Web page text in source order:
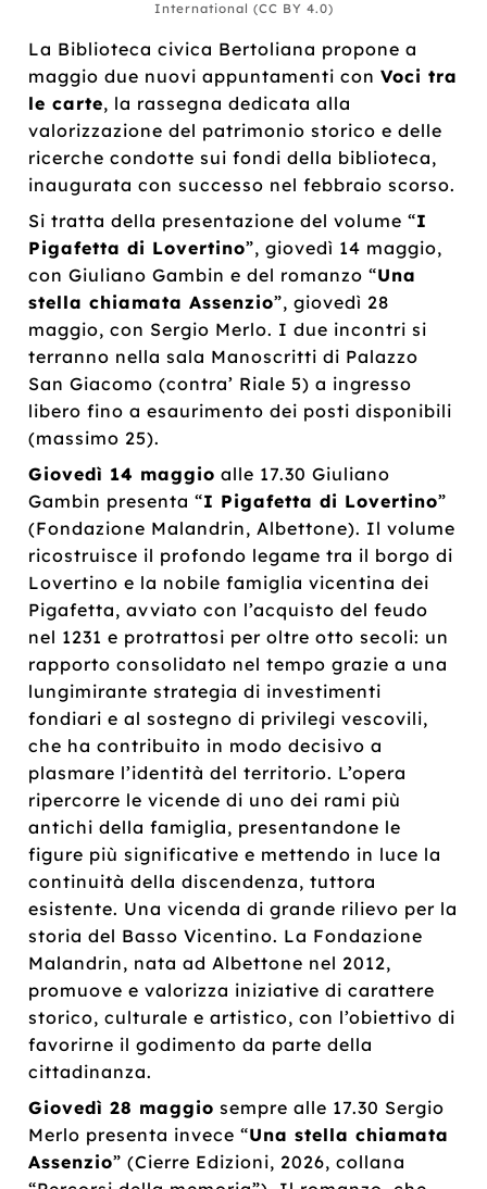
International (CC BY 4.0)
La Biblioteca civica Bertoliana propone a
maggio due nuovi appuntamenti conVoci tra
le carte, la rassegna dedicata alla
valorizzazione del patrimonio storico e delle
ricerche condotte sui fondi della biblioteca,
inaugurata con successo nel febbraio scorso.
Si tratta della presentazione del volume “I
Pigafetta di Lovertino”, giovedì 14 maggio,
con Giuliano Gambin e del romanzo “Una
stella chiamata Assenzio”, giovedì 28
maggio, con Sergio Merlo. I due incontri si
terranno nella sala Manoscritti di Palazzo
San Giacomo (contra’ Riale 5) a ingresso
libero fino a esaurimento dei posti disponibili
(massimo 25).
Giovedì 14 maggio alle 17.30 Giuliano
Gambin presenta “I Pigafetta di Lovertino”
(Fondazione Malandrin, Albettone). Il volume
ricostruisce il profondo legame tra il borgo di
Lovertino e la nobile famiglia vicentina dei
Pigafetta, avviato con l’acquisto del feudo
nel 1231 e protrattosi per oltre otto secoli: un
rapporto consolidato nel tempo grazie a una
lungimirante strategia di investimenti
fondiari e al sostegno di privilegi vescovili,
che ha contribuito in modo decisivo a
plasmare l’identità del territorio. L’opera
ripercorre le vicende di uno dei rami più
antichi della famiglia, presentandone le
figure più significative e mettendo in luce la
continuità della discendenza, tuttora
esistente. Una vicenda di grande rilievo per la
storia del Basso Vicentino. La Fondazione
Malandrin, nata ad Albettone nel 2012,
promuove e valorizza iniziative di carattere
storico, culturale e artistico, con l’obiettivo di
favorirne il godimento da parte della
cittadinanza.
Giovedì 28 maggio sempre alle 17.30 Sergio
Merlo presenta invece “Una stella chiamata
Assenzio” (Cierre Edizioni, 2026, collana